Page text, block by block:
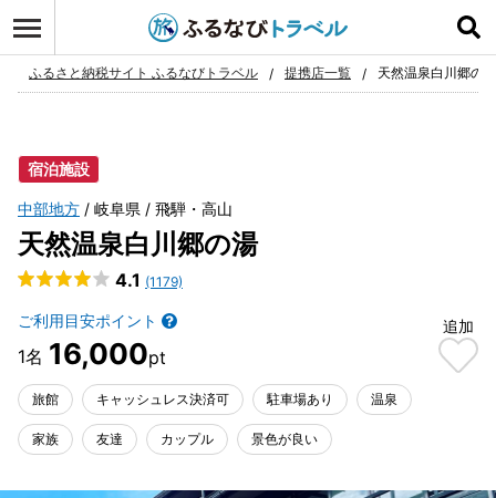
お気に入り
ふるさと納税サイト ふるなびトラベル 提携店一覧 天然温泉白川郷の湯
宿泊施設
中部地方 岐阜県 飛騨・高山
天然温泉白川郷の湯
4.1 (1179)
ご利用目安ポイント
16,000
追加
旅館 キャッシュレス決済可 駐車場あり 温泉
家族 友達 カップル 景色が良い